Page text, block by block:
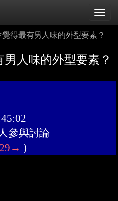
得最有男人味的外型要素？
人味的外型要素？
參與討論
29→ )